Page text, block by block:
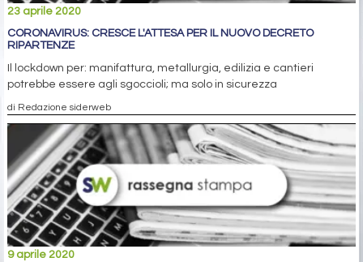
23 aprile 2020
CORONAVIRUS: CRESCE L'ATTESA PER IL NUOVO DECRETO
RIPARTENZE
Il lockdown per: manifattura, metallurgia, edilizia e cantieri
potrebbe essere agli sgoccioli; ma solo in sicurezza
di Redazione siderweb
9 aprile 2020